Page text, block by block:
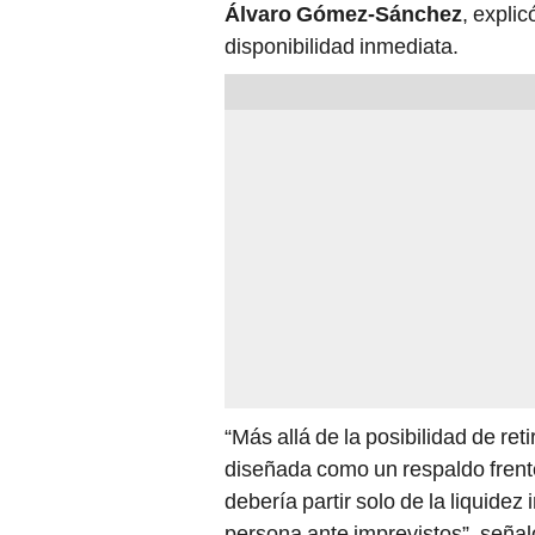
Álvaro Gómez-Sánchez,
disponibilidad inmediata.
“Más allá de la posibilidad de
diseñada como un respaldo
debería partir solo de la liquidez